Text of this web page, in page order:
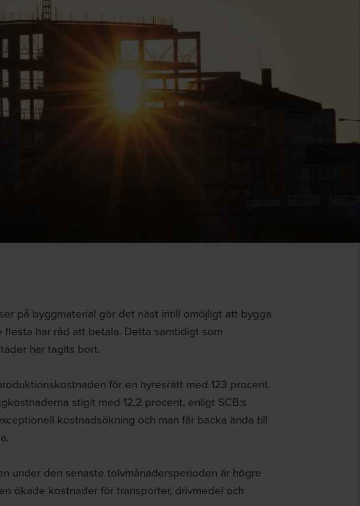
på byggmaterial gör det näst intill omöjligt att bygga
har råd att betala. Detta samtidigt som
har tagits bort.
för en hyresrätt med 123 procent.
stigit med 12,2 procent, enligt SCB:s
kostnadsökning och man får backa ända till
under den senaste tolvmånadersperioden är högre
ökade kostnader för transporter, drivmedel och